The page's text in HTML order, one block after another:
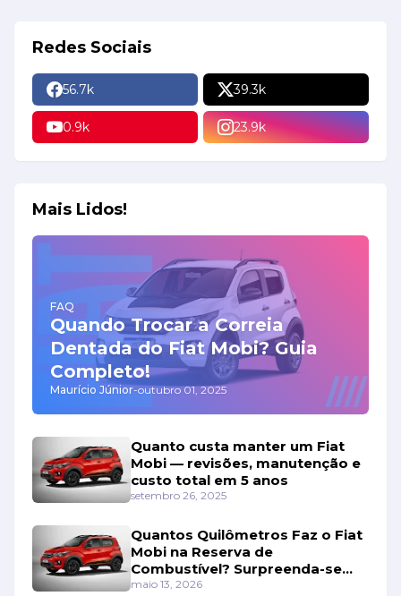
Redes Sociais
56.7k 39.3k
0.9k 23.9k
Mais Lidos!
FAQ
Quando Trocar a Correia
Dentada do Fiat Mobi? Guia
Completo!
Maurício Júnior-outubro 01, 2025
Quanto custa manter um Fiat
Mobi — revisões, manutenção e
custo total em 5 anos
setembro 26, 2025
Quantos Quilômetros Faz o Fiat
Mobi na Reserva de
Combustível? Surpreenda-se
Com os Números!
maio 13, 2026